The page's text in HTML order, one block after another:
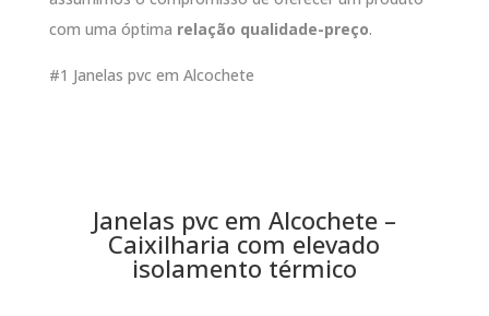
com uma óptima relação qualidade-preço.
#1 Janelas pvc em Alcochete
Janelas pvc em Alcochete –
Caixilharia com elevado
isolamento térmico